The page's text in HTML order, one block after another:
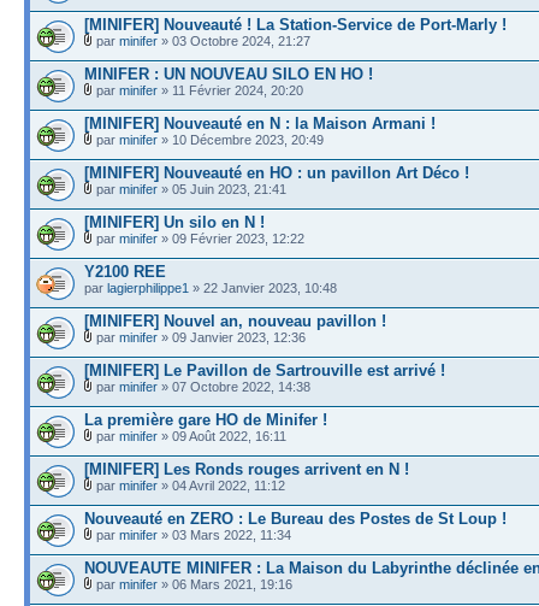
[MINIFER] Nouveauté ! La Station-Service de Port-Marly !
par minifer » 03 Octobre 2024, 21:27
MINIFER : UN NOUVEAU SILO EN HO !
par minifer » 11 Février 2024, 20:20
[MINIFER] Nouveauté en N : la Maison Armani !
par minifer » 10 Décembre 2023, 20:49
[MINIFER] Nouveauté en HO : un pavillon Art Déco !
par minifer » 05 Juin 2023, 21:41
[MINIFER] Un silo en N !
par minifer » 09 Février 2023, 12:22
Y2100 REE
par lagierphilippe1 » 22 Janvier 2023, 10:48
[MINIFER] Nouvel an, nouveau pavillon !
par minifer » 09 Janvier 2023, 12:36
[MINIFER] Le Pavillon de Sartrouville est arrivé !
par minifer » 07 Octobre 2022, 14:38
La première gare HO de Minifer !
par minifer » 09 Août 2022, 16:11
[MINIFER] Les Ronds rouges arrivent en N !
par minifer » 04 Avril 2022, 11:12
Nouveauté en ZERO : Le Bureau des Postes de St Loup !
par minifer » 03 Mars 2022, 11:34
NOUVEAUTE MINIFER : La Maison du Labyrinthe déclinée
par minifer » 06 Mars 2021, 19:16